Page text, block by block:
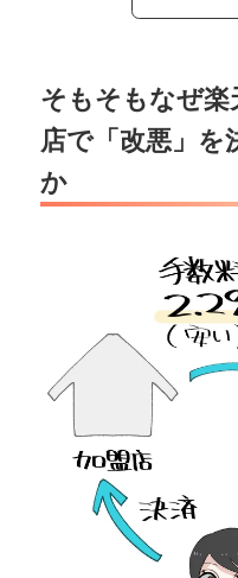
そもそもなぜ
店で「改悪」
か